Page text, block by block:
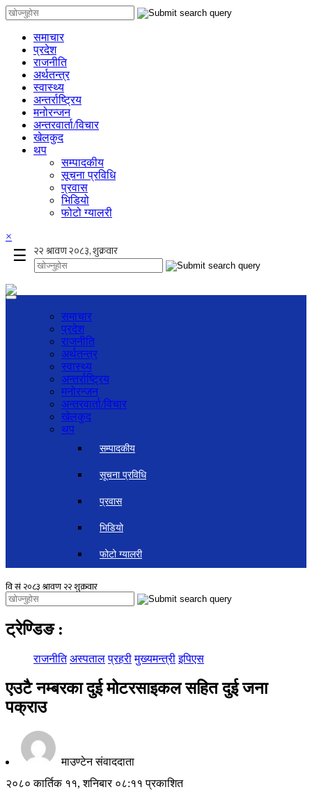
समाचार
प्रदेश
राजनीति
अर्थतन्त्र
स्वास्थ्य
अन्तर्राष्ट्रिय
मनोरन्जन
अन्तरवार्ता/विचार
खेलकुद
थप
सम्पादकीय
सूचना प्रविधि
प्रवास
भिडियो
फोटो ग्यालरी
×
☰
समाचार
प्रदेश
राजनीति
अर्थतन्त्र
स्वास्थ्य
अन्तर्राष्ट्रिय
मनोरन्जन
अन्तरवार्ता/विचार
खेलकुद
थप
सम्पादकीय
सूचना प्रविधि
प्रवास
भिडियो
फोटो ग्यालरी
ट्रेण्डिङ :
राजनीति अस्पताल प्रहरी मुख्यमन्त्री इपिएस
एउटै नम्बरका दुई मोटरसाइकल सहित दुई जना
पक्राउ
माउण्टेन संवाददाता
२०८० कार्तिक ११, शनिबार ०८:११ प्रकाशित